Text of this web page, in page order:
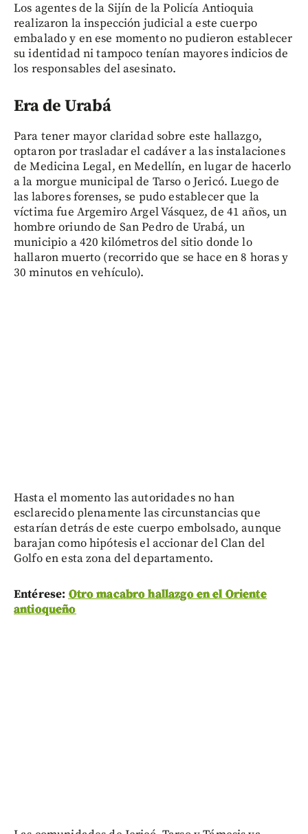
Los agentes de la Sijín de la Policía Antioquia
realizaron la inspección judicial a este cuerpo
embalado y en ese momento no pudieron establecer
su identidad ni tampoco tenían mayores indicios de
los responsables del asesinato.
Era de Urabá
Para tener mayor claridad sobre este hallazgo,
optaron por trasladar el cadáver a las instalaciones
de Medicina Legal, en Medellín, en lugar de hacerlo
a la morgue municipal de Tarso o Jericó. Luego de
las labores forenses, se pudo establecer que la
víctima fue Argemiro Argel Vásquez, de 41 años, un
hombre oriundo de San Pedro de Urabá, un
municipio a 420 kilómetros del sitio donde lo
hallaron muerto (recorrido que se hace en 8 horas y
30 minutos en vehículo).
Hasta el momento las autoridades no han
esclarecido plenamente las circunstancias que
estarían detrás de este cuerpo embolsado, aunque
barajan como hipótesis el accionar del Clan del
Golfo en esta zona del departamento.
Entérese: Otro macabro hallazgo en el Oriente
antioqueño